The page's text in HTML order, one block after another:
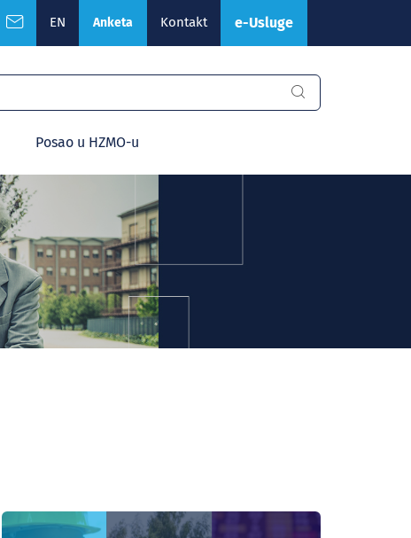
EN Anketa Kontakt e-Usluge
Posao u HZMO-u